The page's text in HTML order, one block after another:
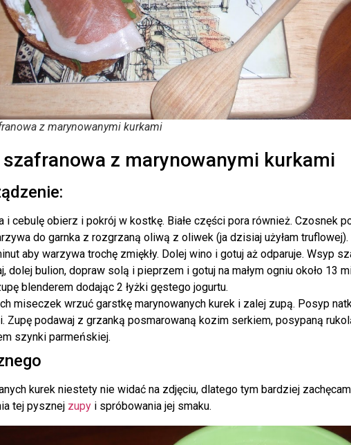
z marynowanymi kurkami
szafranowa z marynowanymi kurkami
i cebulę obierz i pokrój w kostkę. Białe części pora również. Czosnek
do garnka z rozgrzaną oliwą z oliwek (ja dzisiaj użyłam truflowej).
aby warzywa trochę zmiękły. Dolej wino i gotuj aż odparuje. Wsyp
dolej bulion, dopraw solą i pieprzem i gotuj na małym ogniu około 13
blenderem dodając 2 łyżki gęstego jogurtu.
miseczek wrzuć garstkę marynowanych kurek i zalej zupą. Posyp
Zupę podawaj z grzanką posmarowaną kozim serkiem, posypaną
szynki parmeńskiej.
kurek niestety nie widać na zdjęciu, dlatego tym bardziej
tej pysznej zupy i spróbowania jej smaku.